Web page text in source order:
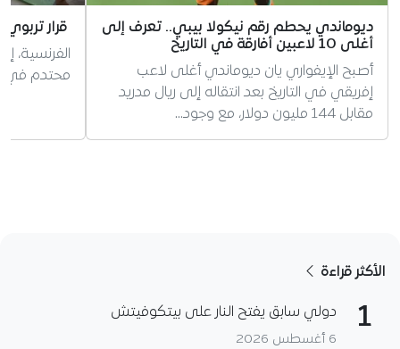
ديوماندي يحطم رقم نيكولا بيبي.. تعرف إلى
أغلى 10 لاعبين أفارقة في التاريخ
أصبح الإيفواري يان ديوماندي أغلى لاعب
إفريقي في التاريخ بعد انتقاله إلى ريال مدريد
مقابل 144 مليون دولار، مع وجود…
قرار
الفرنسية،
محتدم في
الأكثر قراءة
1 دولي سابق يفتح النار على بيتكوفيتش
6 أغسطس 2026